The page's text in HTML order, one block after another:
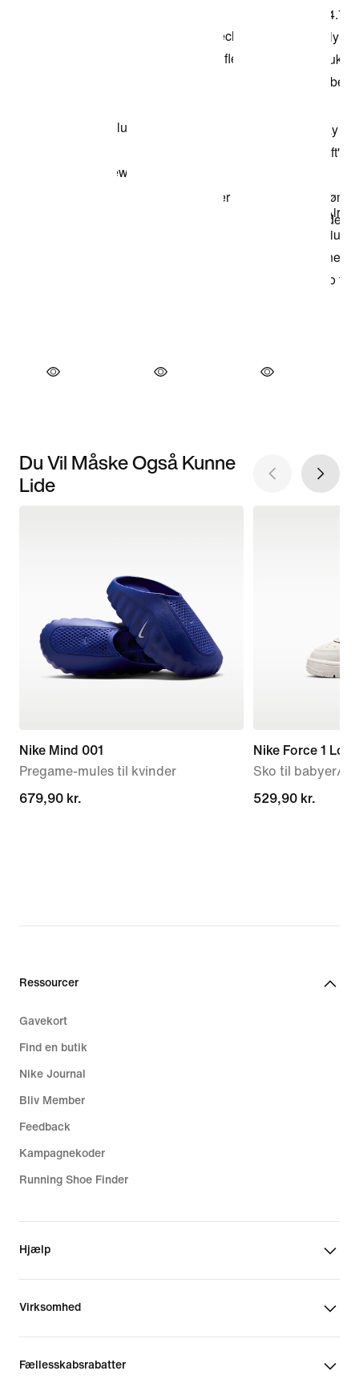
Du Vil Måske Også Kunne
Lide
Nike Mind 001
Pregame-mules til kvinder
679,90 kr.
679,90 kr.
Nike Force 1 Low
Sko til babyer/
529,90 kr.
529,90 kr.
Ressourcer
Gavekort
Find en butik
Nike Journal
Bliv Member
Feedback
Kampagnekoder
Running Shoe Finder
Hjælp
Virksomhed
Fællesskabsrabatter